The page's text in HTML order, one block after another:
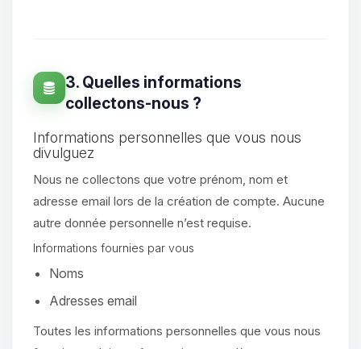
3. Quelles informations
collectons-nous ?
Informations personnelles que vous nous
divulguez
Nous ne collectons que votre prénom, nom et
adresse email lors de la création de compte. Aucune
autre donnée personnelle n’est requise.
Informations fournies par vous
Noms
Adresses email
Toutes les informations personnelles que vous nous
Youpi, enfin quelqu’un pour me